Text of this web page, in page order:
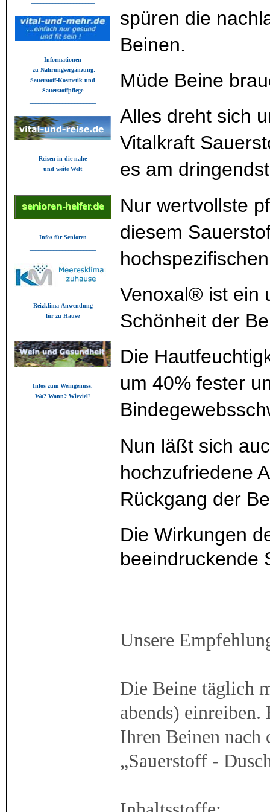
Informationen
zu Nahrungsergänzung,
Sauerstoff-Kosmetik und
Sauerstoffpflege
Reisen in die nahe
und weite Welt
Infos für Senioren
Reizklima-Anwendung
für zu Hause
Infos zum Weingenuss.
Wo? Wann? Wieviel?
spüren die
Beinen.
Müde Beine
Alles dreht sich
Vitalkraft
es am
Nur wertvollste
diesem
Venoxal® ist ein
Schönheit der
Die
um 40% fester
Nun läßt sich
hochzufriedene
Rückgang der
Die Wirkungen
beeindruckende
Unsere
Die Beine täglich
abends) einreiben.
Ihren Beinen nach
„Sauerstoff -